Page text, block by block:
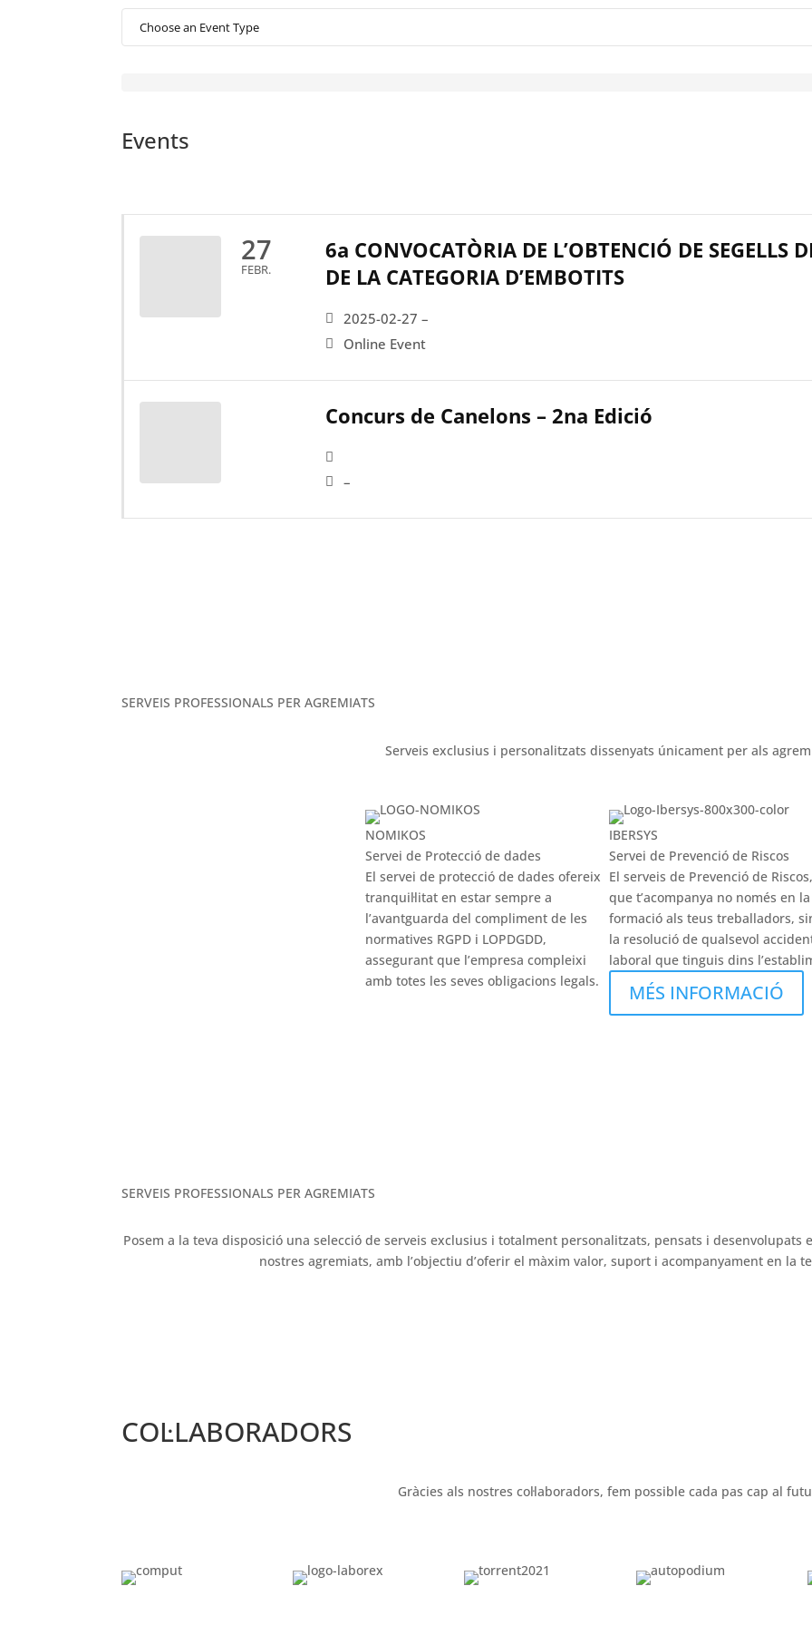
Events
27
FEBR.
6a CONVOCATÒRIA DE L’OBTENCIÓ DE SEGELLS
DE LA CATEGORIA D’EMBOTITS
2025-02-27 –
Online Event
Concurs de Canelons – 2na Edició
–
SERVEIS PROFESSIONALS PER AGREMIATS
Serveis exclusius i personalitzats dissenyats únicament per als
NOMIKOS
Servei de Protecció de dades
El servei de protecció de dades ofereix
tranquil·litat en estar sempre a
l’avantguarda del compliment de les
normatives RGPD i LOPDGDD,
assegurant que l’empresa compleixi
amb totes les seves obligacions legals.
IBERSYS
Servei de Prevenció de Riscos
El serveis de Prevenció de
que t’acompanya no només en la
formació als teus treballadors,
la resolució de qualsevol
laboral que tinguis dins
MÉS INFORMACIÓ
SERVEIS PROFESSIONALS PER AGREMIATS
Posem a la teva disposició una selecció de serveis exclusius i totalment personalitzats, pensats i
nostres agremiats, amb l’objectiu d’oferir el màxim valor, suport i acompanyament en la
COL·LABORADORS
Gràcies als nostres col·laboradors, fem possible cada pas cap al